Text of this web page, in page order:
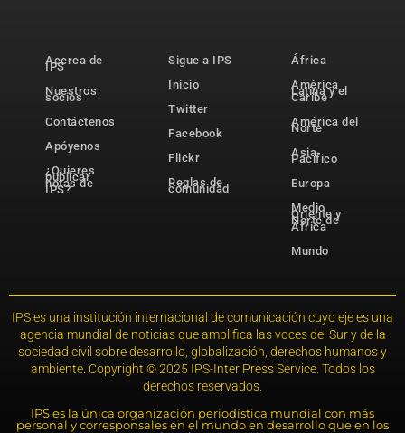
Acerca de
IPS
Nuestros
socios
Contáctenos
Apóyenos
¿Quieres
publicar
notas de
IPS?
Sigue a IPS
Inicio
Twitter
Facebook
Flickr
Reglas de
comunidad
África
América
Latina y el
Caribe
América del
Norte
Asia-
Pacífico
Europa
Medio
Oriente y
Norte de
África
Mundo
IPS es una institución internacional de comunicación cuyo eje es una
agencia mundial de noticias que amplifica las voces del Sur y de la
sociedad civil sobre desarrollo, globalización, derechos humanos y
ambiente. Copyright © 2025 IPS-Inter Press Service. Todos los
derechos reservados.
IPS es la única organización periodística mundial con más
personal y corresponsales en el mundo en desarrollo que en los